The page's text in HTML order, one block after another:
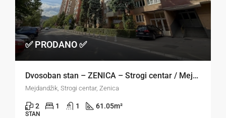
✅ PRODANO ✅
Dvosoban stan – ZENICA – Strogi centar / Mejdandžik
Mejdandžik, Strogi centar, Zenica
2 1 1 61.05m²
STAN